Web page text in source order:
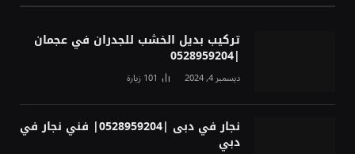
تركيب بديل الخشب للجدران في عجمان
|0528959204
ديسمبر 4, 2024 101زيارة
نجار في دبى |0528959204| فني نجار في
دبي